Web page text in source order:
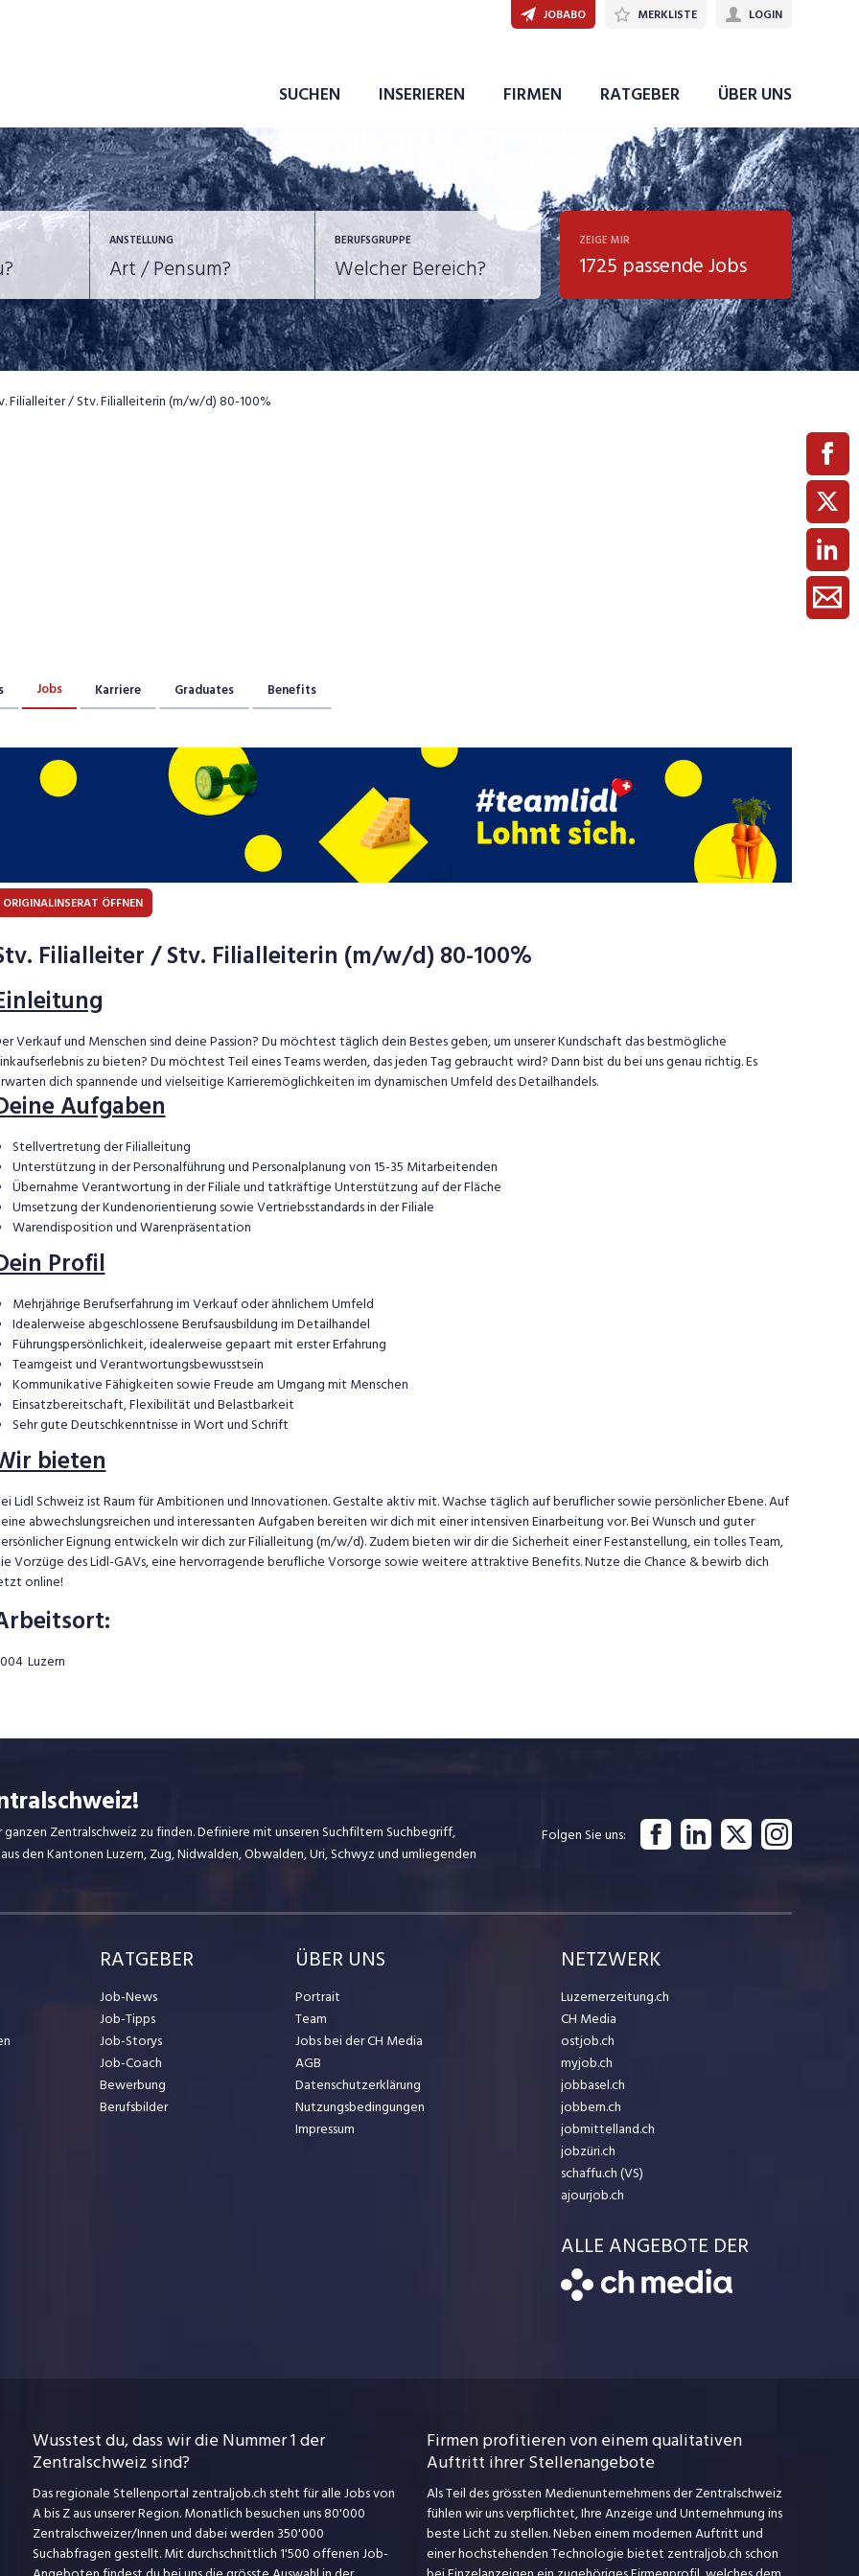
SUCHEN INSERIEREN FIRMEN RATGEBER ÜBER UNS
JOBABO MERKLISTE LOGIN
ANSTELLUNG
10-100%Pensum
Temporär (befristet)
POSITION
BERUFSGRUPPE
Handwerk, Elektro Bildung, Kunst, Design, Soziale
Berufe, Sport
Human Resources
Handel, Kundenberatung,
ZEIGE MIR
1725 passende Jobs
Filialleiter / Stv. Filialleiterin (m/w/d) 80-100%
JETZT BEWERBEN
Jobs Karriere Graduates Benefits
ORIGINALINSERAT ÖFFNEN
Filialleiter / Stv. Filialleiterin (m/w/d) 80-100%
Verkauf und Menschen sind deine Passion? Du möchtest täglich dein Bestes geben, um unserer Kundschaft das bestmögliche
zu bieten? Du möchtest Teil eines Teams werden, das jeden Tag gebraucht wird? Dann bist du bei uns genau richtig. Es
dich spannende und vielseitige Karrieremöglichkeiten im dynamischen Umfeld des Detailhandels.
Aufgaben
Stellvertretung der Filialleitung
Unterstützung in der Personalführung und Personalplanung von 15-35 Mitarbeitenden
Übernahme Verantwortung in der Filiale und tatkräftige Unterstützung auf der Fläche
Umsetzung der Kundenorientierung sowie Vertriebsstandards in der Filiale
Warendisposition und Warenpräsentation
Profil
Mehrjährige Berufserfahrung im Verkauf oder ähnlichem Umfeld
Idealerweise abgeschlossene Berufsausbildung im Detailhandel
Führungspersönlichkeit, idealerweise gepaart mit erster Erfahrung
Teamgeist und Verantwortungsbewusstsein
Kommunikative Fähigkeiten sowie Freude am Umgang mit Menschen
Einsatzbereitschaft, Flexibilität und Belastbarkeit
Sehr gute Deutschkenntnisse in Wort und Schrift
bieten
Lidl Schweiz ist Raum für Ambitionen und Innovationen. Gestalte aktiv mit. Wachse täglich auf beruflicher sowie persönlicher Ebene. Auf
abwechslungsreichen und interessanten Aufgaben bereiten wir dich mit einer intensiven Einarbeitung vor. Bei Wunsch und guter
Eignung entwickeln wir dich zur Filialleitung (m/w/d). Zudem bieten wir dir die Sicherheit einer Festanstellung, ein tolles Team,
Vorzüge des Lidl-GAVs, eine hervorragende berufliche Vorsorge sowie weitere attraktive Benefits. Nutze die Chance & bewirb dich
online!
:
Luzern
Zentralschweiz zu finden. Definiere mit unseren Suchfiltern Suchbegriff,
den Kantonen Luzern, Zug, Nidwalden, Obwalden, Uri, Schwyz und umliegenden
Folgen Sie uns
RATGEBER
Job-News
Job-Tipps
Job-Storys
Job-Coach
Bewerbung
Berufsbilder
ÜBER UNS
Portrait
Team
Jobs bei der CH Media
AGB
Datenschutzerklärung
Nutzungsbedingungen
Impressum
NETZWERK
Luzernerzeitung.ch
CH Media
ostjob.ch
myjob.ch
jobbasel.ch
jobbern.ch
jobmittelland.ch
jobzüri.ch
schaffu.ch (VS)
ajourjob.ch
ALLE ANGEBOTE DER
Wusstest du, dass wir die Nummer 1 der
Zentralschweiz sind?
Das regionale Stellenportal zentraljob.ch steht für alle Jobs von
A bis Z aus unserer Region. Monatlich besuchen uns 80'000
Zentralschweizer/Innen und dabei werden 350'000
Suchabfragen gestellt. Mit durchschnittlich 1'500 offenen Job-
Firmen profitieren von einem qualitativen
Auftritt ihrer Stellenangebote
Als Teil des grössten Medienunternehmens der Zentralschweiz
fühlen wir uns verpflichtet, Ihre Anzeige und Unternehmung ins
beste Licht zu stellen. Neben einem modernen Auftritt und
einer hochstehenden Technologie bietet zentraljob.ch schon